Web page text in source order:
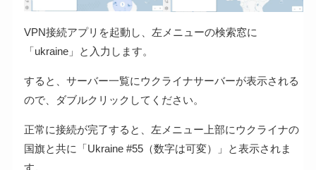
VPN接続アプリを起動し、左メニューの検索窓に
「ukraine」と入力します。
すると、サーバー一覧にウクライナサーバーが表示される
ので、ダブルクリックしてください。
正常に接続が完了すると、左メニュー上部にウクライナの
国旗と共に「Ukraine #55（数字は可変）」と表示されま
す。